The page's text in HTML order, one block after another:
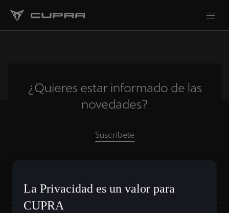
¿Quieres estar informado de las
novedades?
Suscríbete
SpainEspañol
La Privacidad es un valor para
CUPRA